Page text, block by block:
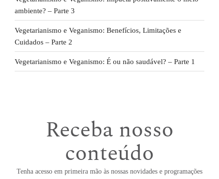
ambiente? – Parte 3
Vegetarianismo e Veganismo: Benefícios, Limitações e
Cuidados – Parte 2
Vegetarianismo e Veganismo: É ou não saudável? – Parte 1
Receba nosso
conteúdo
Tenha acesso em primeira mão às nossas novidades e programações